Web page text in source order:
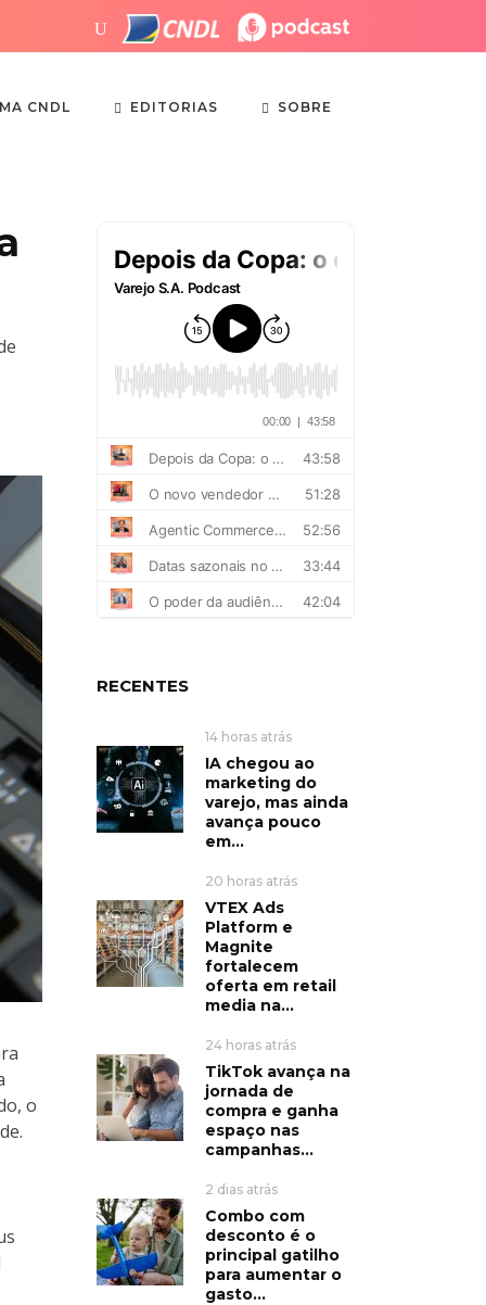
CNDL EDITORIAS SOBRE
o
RECENTES
14 horas atrás
IA chegou ao
marketing do
varejo, mas ainda
avança pouco
em...
20 horas atrás
VTEX Ads
Platform e
Magnite
fortalecem
oferta em retail
media na...
24 horas atrás
TikTok avança na
jornada de
compra e ganha
espaço nas
campanhas...
2 dias atrás
Combo com
desconto é o
principal gatilho
para aumentar o
gasto...